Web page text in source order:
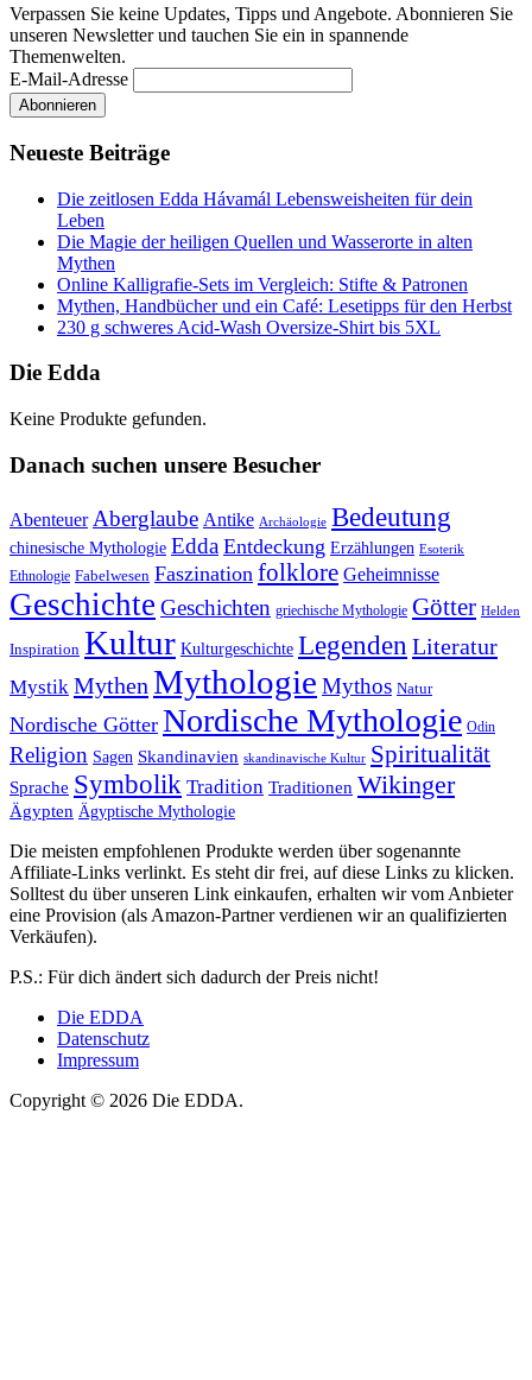
Verpassen Sie keine Updates, Tipps und Angebote. Abonnieren Sie
unseren Newsletter und tauchen Sie ein in spannende
Themenwelten.
E-Mail-Adresse
Neueste Beiträge
Die zeitlosen Edda Hávamál Lebensweisheiten für dein
Leben
Die Magie der heiligen Quellen und Wasserorte in alten
Mythen
Online Kalligrafie‑Sets im Vergleich: Stifte & Patronen
Mythen, Handbücher und ein Café: Lesetipps für den Herbst
230 g schweres Acid-Wash Oversize-Shirt bis 5XL
Die Edda
Keine Produkte gefunden.
Danach suchen unsere Besucher
Abenteuer Aberglaube Antike Archäologie Bedeutung
chinesische Mythologie Edda Entdeckung Erzählungen Esoterik
Ethnologie Fabelwesen Faszination folklore Geheimnisse
Geschichte Geschichten griechische Mythologie Götter Helden
Inspiration Kultur Kulturgeschichte Legenden Literatur
Mystik Mythen Mythologie Mythos Natur
Nordische Götter Nordische Mythologie Odin
Religion Sagen Skandinavien skandinavische Kultur Spiritualität
Sprache Symbolik Tradition Traditionen Wikinger
Ägypten Ägyptische Mythologie
Die meisten empfohlenen Produkte werden über sogenannte
Affiliate-Links verlinkt. Es steht dir frei, auf diese Links zu klicken.
Solltest du über unseren Link einkaufen, erhalten wir vom Anbieter
eine Provision (als Amazon-Partner verdienen wir an qualifizierten
Verkäufen).
P.S.: Für dich ändert sich dadurch der Preis nicht!
Die EDDA
Datenschutz
Impressum
Copyright © 2026 Die EDDA.